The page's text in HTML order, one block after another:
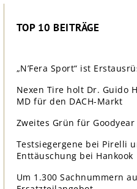
TOP 10 BEITRÄGE
„N’Fera Sport“ ist
Nexen Tire holt Dr. Guido
MD für den DACH-Markt
Zweites Grün für Goodyear
Testsiegergene bei Pirelli
Enttäuschung bei Hankook
Um 1.300 Sachnummern